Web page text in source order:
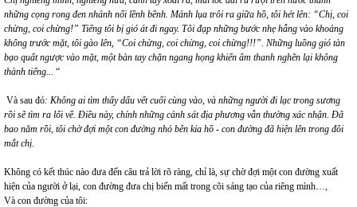
những cọng rong đen nhánh nổi lềnh bềnh. Mảnh lụa trôi ra giữa hồ, tôi hét lên: “Chị, coi
chừng, coi chừng!” Tiếng tôi bị gió át đi ngay. Tôi đạp những bước nhẹ hẫng vào khoảng
không trước mặt, tôi gào lên, “Coi chừng, coi chừng, coi chừng!!!”. Những luồng gió tàn
bạo quất ngược vào mặt, một bàn tay chặn ngang họng khiến âm thanh nghẽn lại không
thành tiếng...
“
Và sau đó: Không ai tìm thấy dấu vết cuối cùng vào, và những người đi lạc trong sương
rồi sẽ tìm ra lối về. Điều này, chính những cảnh sát địa phương vẫn thường xác nhận. Đã
bao năm rồi, tôi chờ đợi một con đường nhỏ bên kia hồ - con đường đã hiện lên trong đôi
mắt chị
Không có kết thúc nào đưa đến câu trả lời rõ ràng, chỉ là, sự chờ đợi một con đường xuất
hiện của người ở lại, con đường đưa chị biến mất trong cõi sáng tạo của riêng mình…,
Và con đường của tôi: